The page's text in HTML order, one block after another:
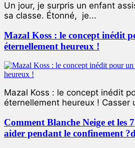
Un jour, je surpris un enfant
sa classe. Étonné, je...
Mazal Koss : le concept inédit
éternellement heureux !
Mazal Koss : le concept inédit
éternellement heureux ! Casser
Comment Blanche Neige et les
aider pendant le confinement